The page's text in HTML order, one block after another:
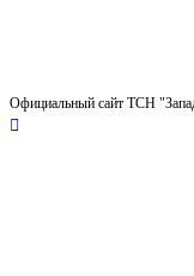
Официальный сайт ТСН